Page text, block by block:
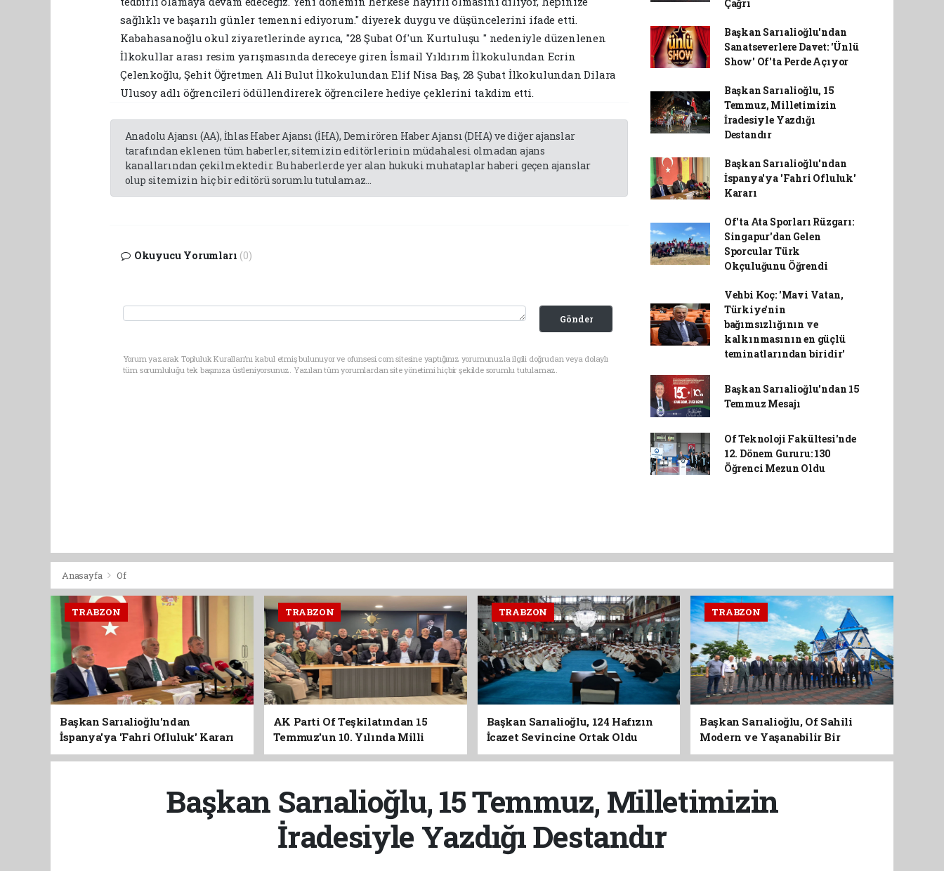
sağlıklı ve başarılı günler temenni ediyorum." diyerek duygu ve düşüncelerini ifade etti.
Kabahasanoğlu okul ziyaretlerinde ayrıca, "28 Şubat Of'un Kurtuluşu " nedeniyle düzenlenen
İlkokullar arası resim yarışmasında dereceye giren İsmail Yıldırım İlkokulundan Ecrin
Çelenkoğlu, Şehit Öğretmen Ali Bulut İlkokulundan Elif Nisa Baş, 28 Şubat İlkokulundan Dilara
Ulusoy adlı öğrencileri ödüllendirerek öğrencilere hediye çeklerini takdim etti.
Anadolu Ajansı (AA), İhlas Haber Ajansı (İHA), Demirören Haber Ajansı (DHA) ve diğer ajanslar
tarafından eklenen tüm haberler, sitemizin editörlerinin müdahalesi olmadan ajans
kanallarından çekilmektedir. Bu haberlerde yer alan hukuki muhataplar haberi geçen ajanslar
olup sitemizin hiç bir editörü sorumlu tutulamaz...
Okuyucu Yorumları (0)
Gönder
Yorum yazarak Topluluk Kuralları’nı kabul etmiş bulunuyor ve ofunsesi.com sitesine yaptığınız yorumunuzla ilgili doğrudan veya dolaylı
tüm sorumluluğu tek başınıza üstleniyorsunuz. Yazılan tüm yorumlardan site yönetimi hiçbir şekilde sorumlu tutulamaz.
Çağrı
Başkan Sarıalioğlu'ndan
Sanatseverlere Davet: 'Ünlü
Show' Of'ta Perde Açıyor
Başkan Sarıalioğlu, 15
Temmuz, Milletimizin
İradesiyle Yazdığı
Destandır
Başkan Sarıalioğlu'ndan
İspanya'ya 'Fahri Ofluluk'
Kararı
Of'ta Ata Sporları Rüzgarı:
Singapur'dan Gelen
Sporcular Türk
Okçuluğunu Öğrendi
Vehbi Koç: 'Mavi Vatan,
Türkiye'nin
bağımsızlığının ve
kalkınmasının en güçlü
teminatlarından biridir'
Başkan Sarıalioğlu'ndan 15
Temmuz Mesajı
Of Teknoloji Fakültesi'nde
12. Dönem Gururu: 130
Öğrenci Mezun Oldu
Anasayfa Of
TRABZON
Başkan Sarıalioğlu'ndan
İspanya'ya 'Fahri Ofluluk' Kararı
TRABZON
AK Parti Of Teşkilatından 15
Temmuz'un 10. Yılında Milli
Birlik Vurgusu
TRABZON
Başkan Sarıalioğlu, 124 Hafızın
İcazet Sevincine Ortak Oldu
TRABZON
Başkan Sarıalioğlu, Of Sahili
Modern ve Yaşanabilir Bir
Kimliğe Kavuşuyor
Başkan Sarıalioğlu, 15 Temmuz, Milletimizin
İradesiyle Yazdığı Destandır